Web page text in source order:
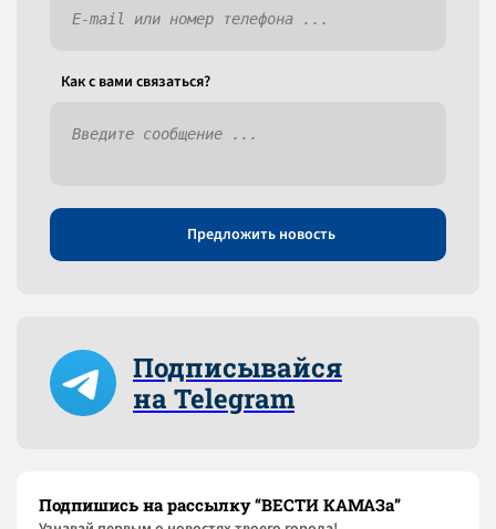
Как c вами связаться?
Предложить новость
Подписывайся
на Telegram
Подпишись на рассылку “ВЕСТИ КАМАЗа”